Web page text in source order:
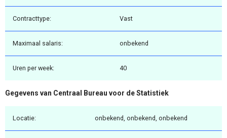
Contracttype: Vast
Maximaal salaris: onbekend
Uren per week: 40
Gegevens van Centraal Bureau voor de Statistiek
Locatie: onbekend, onbekend, onbekend